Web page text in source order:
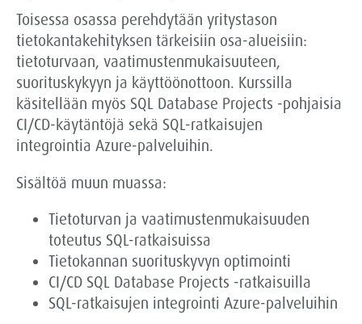
Toisessa osassa perehdytään yritystason
tietokantakehityksen tärkeisiin osa-alueisiin:
tietoturvaan, vaatimustenmukaisuuteen,
suorituskykyyn ja käyttöönottoon. Kurssilla
käsitellään myös SQL Database Projects -pohjaisia
CI/CD-käytäntöjä sekä SQL-ratkaisujen
integrointia Azure-palveluihin.
Sisältöä muun muassa:
Tietoturvan ja vaatimustenmukaisuuden
toteutus SQL-ratkaisuissa
Tietokannan suorituskyvyn optimointi
CI/CD SQL Database Projects -ratkaisuilla
SQL-ratkaisujen integrointi Azure-palveluihin